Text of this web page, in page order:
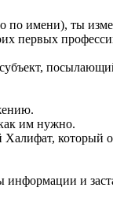
по имени), ты
первых
им нужно.
который
и